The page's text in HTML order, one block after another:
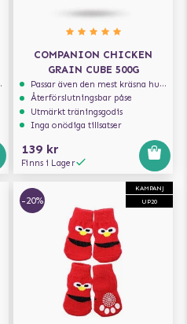
COMPANION CHICKEN
GRAIN CUBE 500G
Passar även den mest kräsna hunden
Återförslutningsbar påse
Utmärkt träningsgodis
Inga onödiga tillsatser
139 kr
Finns i Lager
KAMPANJ
UP20
-20%